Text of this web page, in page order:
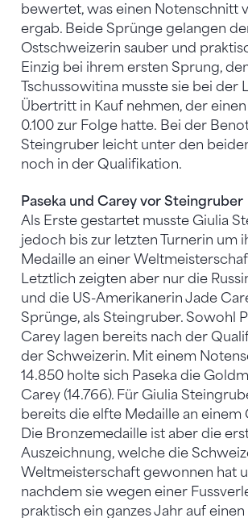
bewertet, was einen Notenschnitt
ergab. Beide Sprünge gelangen
Ostschweizerin sauber und
Einzig bei ihrem ersten Sprung,
Tschussowitina musste sie bei der
Übertritt in Kauf nehmen, der
0.100 zur Folge hatte. Bei der
Steingruber leicht unter den
noch in der Qualifikation.
Paseka und Carey vor Steingruber
Als Erste gestartet musste Giulia
jedoch bis zur letzten Turnerin um
Medaille an einer
Letztlich zeigten aber nur die
und die US-Amerikanerin Jade
Sprünge, als Steingruber. Sowohl
Carey lagen bereits nach der
der Schweizerin. Mit einem
14.850 holte sich Paseka die
Carey (14.766). Für Giulia
bereits die elfte Medaille an einem
Die Bronzemedaille ist aber die
Auszeichnung, welche die
Weltmeisterschaft gewonnen hat
nachdem sie wegen einer
praktisch ein ganzes Jahr auf